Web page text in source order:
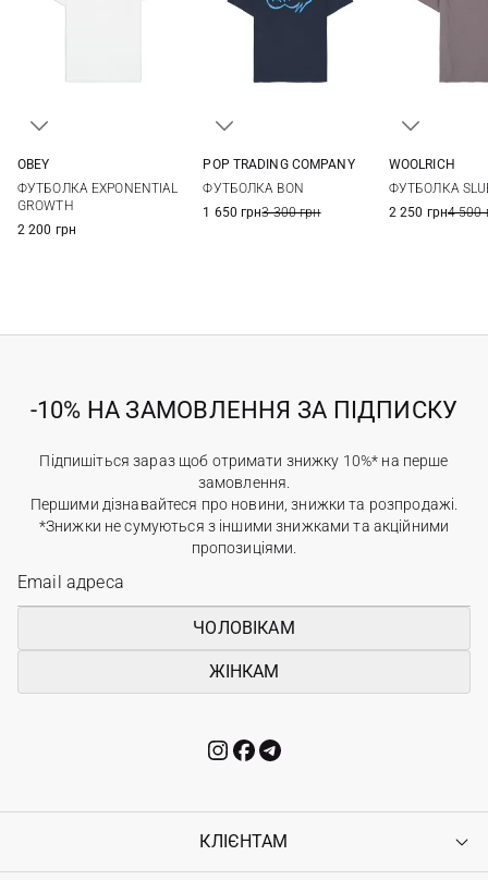
OBEY
ФУТБОЛКА EXPONENTIAL
GROWTH
2 200 грн
POP TRADING COMPANY
ФУТБОЛКА BON
1 650 грн3 300 грн
WOOLRICH
ФУТБОЛКА
2 250 грн4 500
-10% НА ЗАМОВЛЕННЯ ЗА ПІДПИСКУ
Підпишіться зараз щоб отримати знижку 10%* на перше
замовлення.
Першими дізнавайтеся про новини, знижки та розпродажі.
*Знижки не сумуються з іншими знижками та акційними
пропозиціями.
ЧОЛОВІКАМ
ЖІНКАМ
КЛІЄНТАМ